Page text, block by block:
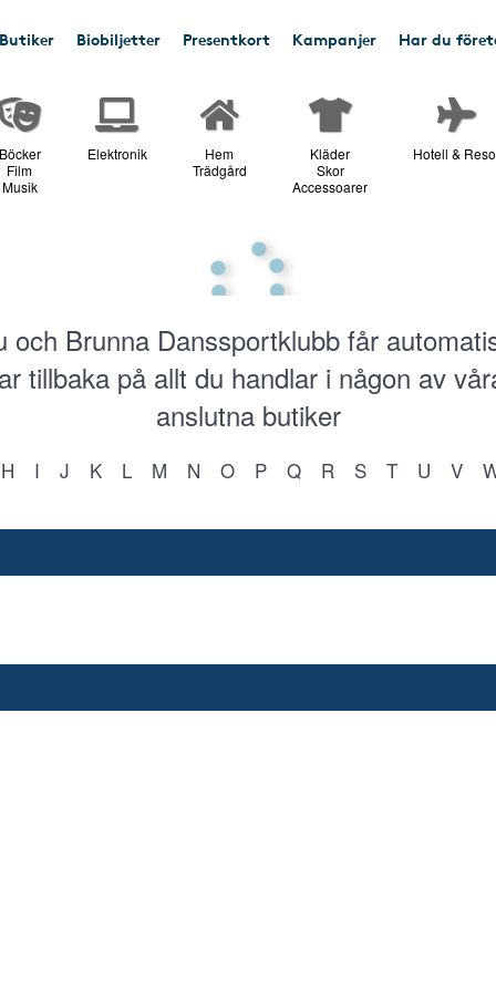
Butiker Biobiljetter Presentkort Kampanjer Har du
Film
Musik
Elektronik
Hem
Trädgård
Kläder
Skor
Accessoarer
Hotell &
och Brunna Danssportklubb får
tillbaka på allt du handlar i någon av
anslutna butiker
H I J K L M N O P Q R S T U V